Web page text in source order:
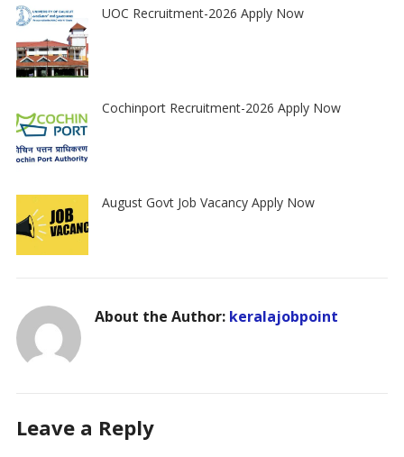
UOC Recruitment-2026 Apply Now
Cochinport Recruitment-2026 Apply Now
August Govt Job Vacancy Apply Now
About the Author: keralajobpoint
Leave a Reply